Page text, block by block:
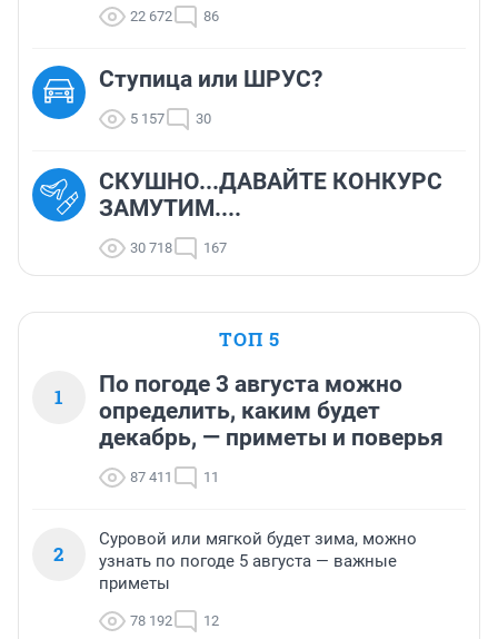
22 672 86
Ступица или ШРУС?
5 157 30
СКУШНО...ДАВАЙТЕ КОНКУРС
ЗАМУТИМ....
30 718 167
ТОП 5
1
По погоде 3 августа можно
определить, каким будет
декабрь, — приметы и поверья
87 411 11
2
Суровой или мягкой будет зима, можно
узнать по погоде 5 августа — важные
приметы
78 192 12